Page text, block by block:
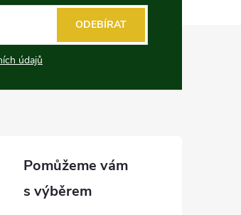
údajů
ODEBÍRAT